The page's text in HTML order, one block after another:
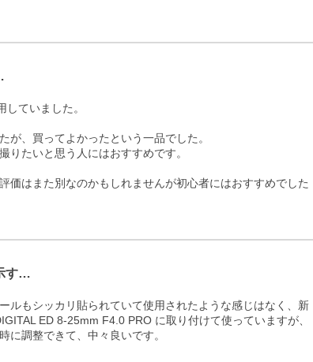
ていました。
が、買ってよかったという一品でした。
りたいと思う人にはおすすめです。
価はまた別なのかもしれませんが初心者にはおすすめでした
す…
ルもシッカリ貼られていて使用されたような感じはなく、新
ED 8-25mm F4.0 PRO に取り付けて使っていますが、
に調整できて、中々良いです。